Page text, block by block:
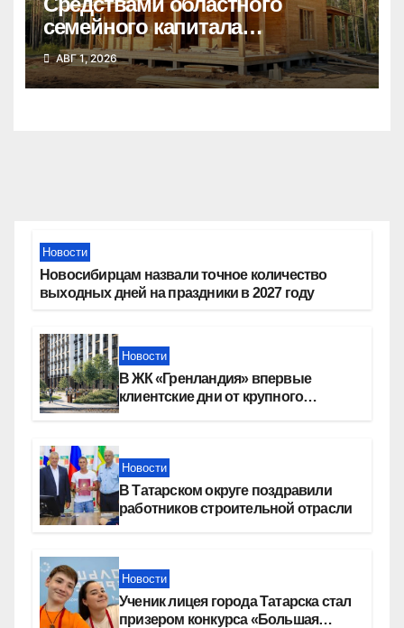
семейного капитала
воспользовались почти 50
тысяч семей
АВГ 1, 2026
Новости
Новосибирцам назвали точное количество
выходных дней на праздники в 2027 году
Новости
В ЖК «Гренландия» впервые
клиентские дни от крупного
Новости
В Татарском округе поздравили
работников строительной отрасли
Новости
Ученик лицея города Татарска стал
призером конкурса «Большая